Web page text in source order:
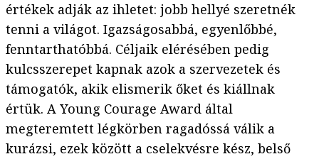
értékek adják az ihletet: jobb hellyé szeretnék
tenni a világot. Igazságosabbá, egyenlőbbé,
fenntarthatóbbá. Céljaik elérésében pedig
kulcsszerepet kapnak azok a szervezetek és
támogatók, akik elismerik őket és kiállnak
értük. A Young Courage Award által
megteremtett légkörben ragadóssá válik a
kurázsi, ezek között a cselekvésre kész, belső